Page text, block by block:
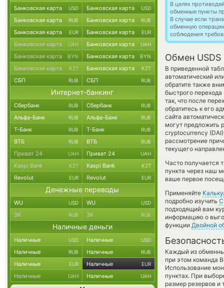
В целях
обменные пункты
В случае если
обменную
соблюдения
Обмен USDS
В приведенной
автоматический
обратите также
быстрого
так, что после
обратитесь к его
сайта
могут предложить
cryptocurrency
рассмотрение
текущего
Часто получается
пункта через наш
ваше первое
Применяйте
подробно изучить
подходящий вам
информацию о
функции Двойной
Каждый из
при этом команда
Использование
пунктах. При
размер резервов и
Банковская карта USD Банковская карта USD
Банковская карта RUB Банковская карта RUB
Банковская карта EUR Банковская карта EUR
Банковская карта UAH Банковская карта UAH
Банковская карта BYN Банковская карта BYN
Банковская карта KZT Банковская карта KZT
СБП RUB СБП RUB
Интернет-банкинг
Сбербанк RUB Сбербанк RUB
Альфа-Банк RUB Альфа-Банк RUB
Т-Банк RUB Т-Банк RUB
ВТБ RUB ВТБ RUB
Приват 24 UAH Приват 24 UAH
Kaspi Bank KZT Kaspi Bank KZT
Revolut EUR Revolut EUR
Денежные переводы
WU USD WU USD
ЗК RUB ЗК RUB
Наличные деньги
Наличные USD Наличные USD
Наличные RUB Наличные RUB
Наличные EUR Наличные EUR
Наличные UAH Наличные UAH